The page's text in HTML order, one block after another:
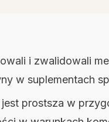
i zwalidowali
w suplementach
prostsza w